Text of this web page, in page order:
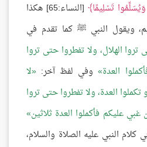
تَسْلِيمًا
[النساء:65] هكذا
ويقول النبي ﷺ كما تقدم في
الهلال، ولا تفطروا حتى تروا
العدة وفي لفظ آخر:
لا
العدة، ولا تفطروا حتى تروا
غبي عليكم فأكملوا العدة ثلاثين
النبي عليه الصلاة والسلام،